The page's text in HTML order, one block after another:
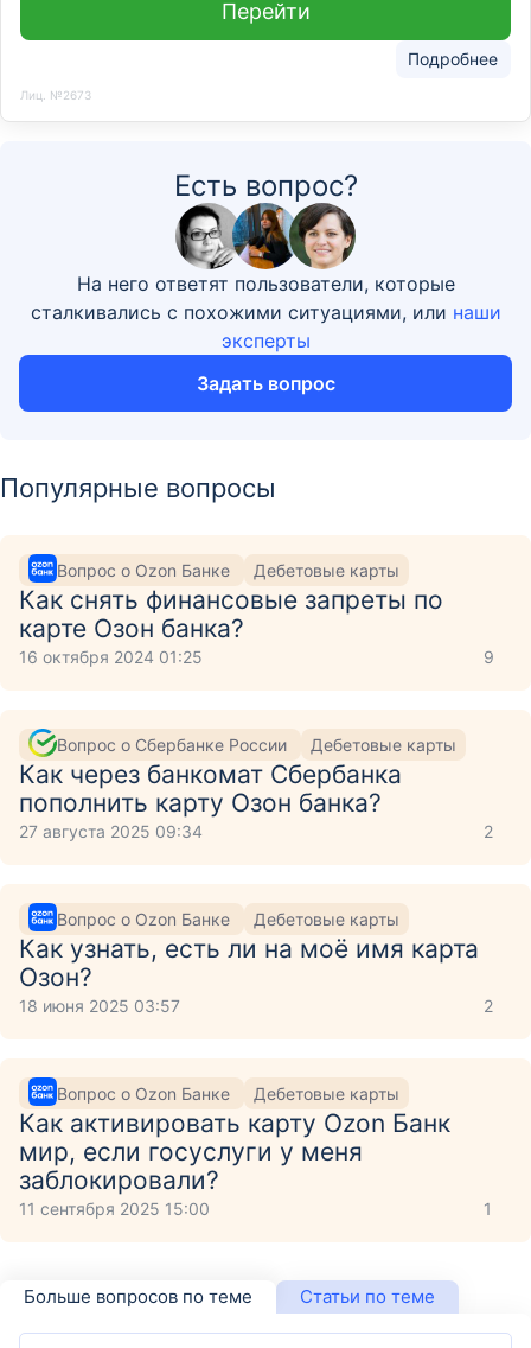
Подробнее
Перейти
Лиц. №2673
Есть вопрос?
На него ответят пользователи, которые
сталкивались с похожими ситуациями, или наши
эксперты
Задать вопрос
Популярные вопросы
Вопрос о Ozon Банке Дебетовые карты
Как снять финансовые запреты по
карте Озон банка?
16 октября 2024 01:25 9
Вопрос о Сбербанке России Дебетовые карты
Как через банкомат Сбербанка
пополнить карту Озон банка?
27 августа 2025 09:34 2
Вопрос о Ozon Банке Дебетовые карты
Как узнать, есть ли на моё имя карта
Озон?
18 июня 2025 03:57 2
Вопрос о Ozon Банке Дебетовые карты
Как активировать карту Ozon Банк
мир, если госуслуги у меня
заблокировали?
11 сентября 2025 15:00 1
Больше вопросов по теме Статьи по теме